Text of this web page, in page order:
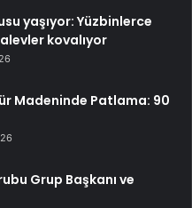
yaşıyor: Yüzbinlerce
kovalıyor
Madeninde Patlama: 90
Grup Başkanı ve